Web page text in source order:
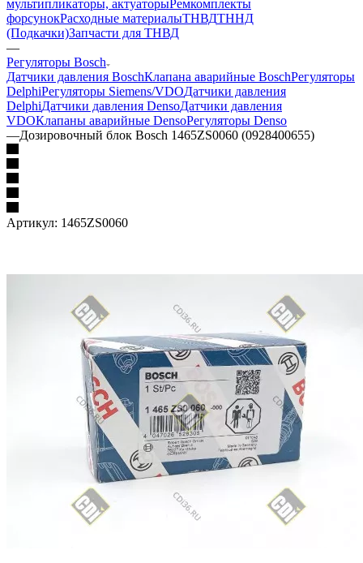
мультипликаторы, актуаторыРемкомплекты
форсунокРасходные материалыТНВДТННД
(Подкачки)Запчасти для ТНВД
—
Регуляторы Bosch
Датчики давления BoschКлапана аварийные BoschРегуляторы
DelphiРегуляторы Siemens/VDOДатчики давления
DelphiДатчики давления DensoДатчики давления
VDOКлапаны аварийные DensoРегуляторы Denso
—Дозировочный блок Bosch 1465ZS0060 (0928400655)
Артикул: 1465ZS0060